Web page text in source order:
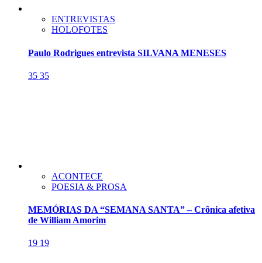
ENTREVISTAS
HOLOFOTES
Paulo Rodrigues entrevista SILVANA MENESES
35 35
ACONTECE
POESIA & PROSA
MEMÓRIAS DA “SEMANA SANTA” – Crônica afetiva
de William Amorim
19 19